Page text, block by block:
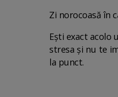
Zi norocoasă în
Ești exact acolo
stresa și nu te
la punct.